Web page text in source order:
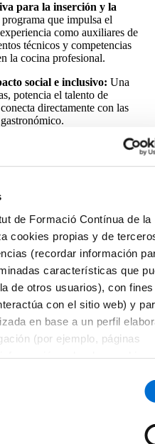
de Formació Contínua de la
cookies propias y de
(recordar información
características que
de otros usuarios), con fines
con el sitio web) y
en base a un perfil
(por ejemplo, páginas
para la inserción y la
que impulsa el
como auxiliares de
técnicos y competencias
la cocina profesional.
social e inclusivo: Una
potencia el talento de
directamente con las
por la Universitat de
del Espacio Europeo de
créditos ECTS.
del horno Rational)
de iVario Rational)
de freidora)